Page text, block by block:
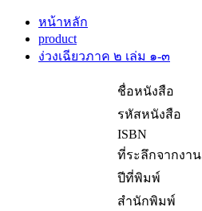
หน้าหลัก
product
ง่วงเฉียวภาค ๒ เล่ม ๑-๓
ชื่อหนังสือ
รหัสหนังสือ
ISBN
ที่ระลึกจากงาน
ปีที่พิมพ์
สำนักพิมพ์